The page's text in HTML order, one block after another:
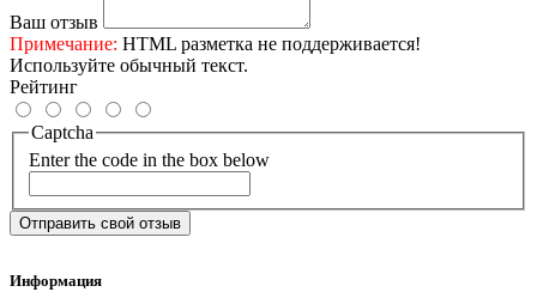
Ваш отзыв
Примечание: HTML разметка не поддерживается!
Используйте обычный текст.
Рейтинг
Captcha
Enter the code in the box below
Отправить свой отзыв
Информация